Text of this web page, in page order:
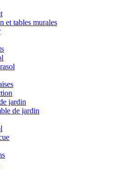
et tables murales
jardin
de jardin